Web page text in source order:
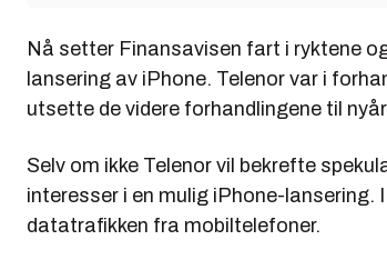
Nå setter Finansavisen fart i ryktene
lansering av iPhone. Telenor var i
utsette de videre forhandlingene til
Selv om ikke Telenor vil bekrefte
interesser i en mulig iPhone-
datatrafikken fra mobiltelefoner.